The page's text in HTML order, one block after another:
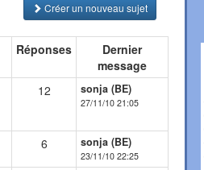
Créer un nouveau sujet
Réponses
Dernier
message
12 sonja (BE)
27/11/10 21:05
6 sonja (BE)
23/11/10 22:25